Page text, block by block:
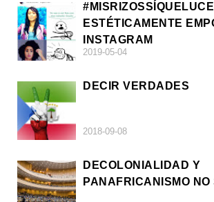
ESTÉTICAMENTE
INSTAGRAM
2019-05-04
DECIR VERDADES
2018-09-08
DECOLONIALIDAD Y
PANAFRICANISMO NO